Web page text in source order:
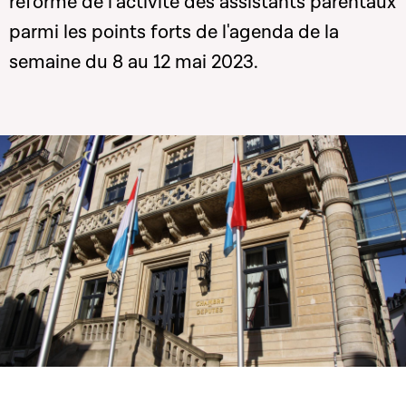
parmi les points forts de l'agenda de la
semaine du 8 au 12 mai 2023.